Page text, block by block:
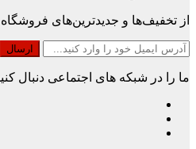
از تخفیف‌ها و جدیدترین‌های
ما را در شبکه های اجتماعی دنبال